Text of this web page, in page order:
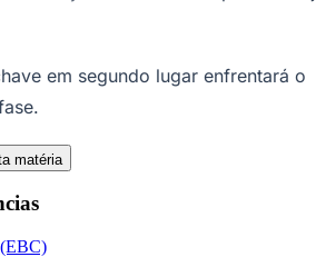
em segundo lugar enfrentará o
matéria